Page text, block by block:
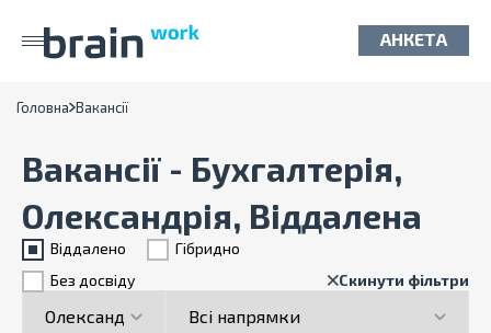
АНКЕТА
Головна Вакансії
Вакансії - Бухгалтерія,
Олександрія, Віддалена
Віддалено
Гiбридно
Без досвіду
Скинути фільтри